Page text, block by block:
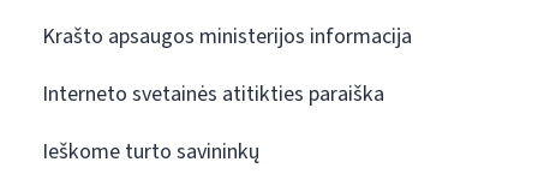
Krašto apsaugos ministerijos informacija
Interneto svetainės atitikties paraiška
Ieškome turto savininkų